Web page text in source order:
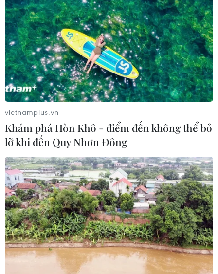
vietnamplus.vn
Khám phá Hòn Khô - điểm đến không thể bỏ
lỡ khi đến Quy Nhơn Đông